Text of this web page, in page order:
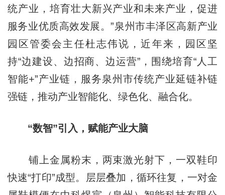
统产业，培育壮大新兴产业和未来产业，促进
服务业优质高效发展。”泉州市丰泽区高新产业
园区管委会主任杜志伟说，近年来，园区坚
持“边建设、边招商、边运营”，围绕培育“人工
智能+”产业链，服务泉州市传统产业延链补链
强链，推动产业智能化、绿色化、融合化。
“数智”引入，赋能产业大脑
铺上金属粉末，两束激光射下，一双鞋印
快速“打印”成型。层层叠加，循环往复，一对金